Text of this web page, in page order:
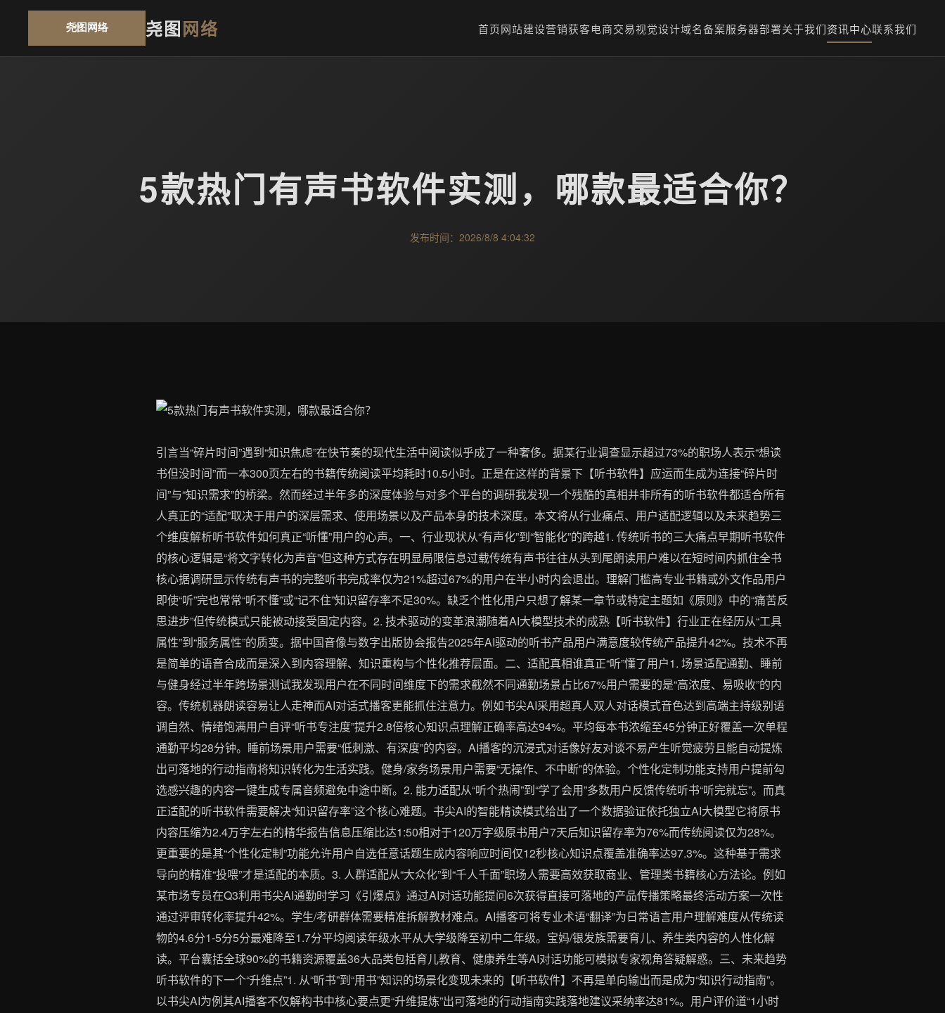
尧图网络 首页网站建设营销获客电商交易视觉设计域名备案服务器部署关于我们资讯中心联系我们
5款热门有声书软件实测，哪款最适合你？
发布时间：2026/8/8 4:04:32
引言当“碎片时间”遇到“知识焦虑”在快节奏的现代生活中阅读似乎成了一种奢侈。据某行业调查显示超过73%的职场人表示“想读
书但没时间”而一本300页左右的书籍传统阅读平均耗时10.5小时。正是在这样的背景下【听书软件】应运而生成为连接“碎片时
间”与“知识需求”的桥梁。然而经过半年多的深度体验与对多个平台的调研我发现一个残酷的真相并非所有的听书软件都适合所有
人真正的“适配”取决于用户的深层需求、使用场景以及产品本身的技术深度。本文将从行业痛点、用户适配逻辑以及未来趋势三
个维度解析听书软件如何真正“听懂”用户的心声。一、行业现状从“有声化”到“智能化”的跨越1. 传统听书的三大痛点早期听书软件
的核心逻辑是“将文字转化为声音”但这种方式存在明显局限信息过载传统有声书往往从头到尾朗读用户难以在短时间内抓住全书
核心据调研显示传统有声书的完整听书完成率仅为21%超过67%的用户在半小时内会退出。理解门槛高专业书籍或外文作品用户
即使“听”完也常常“听不懂”或“记不住”知识留存率不足30%。缺乏个性化用户只想了解某一章节或特定主题如《原则》中的“痛苦反
思进步”但传统模式只能被动接受固定内容。2. 技术驱动的变革浪潮随着AI大模型技术的成熟【听书软件】行业正在经历从“工具
属性”到“服务属性”的质变。据中国音像与数字出版协会报告2025年AI驱动的听书产品用户满意度较传统产品提升42%。技术不再
是简单的语音合成而是深入到内容理解、知识重构与个性化推荐层面。二、适配真相谁真正“听”懂了用户1. 场景适配通勤、睡前
与健身经过半年跨场景测试我发现用户在不同时间维度下的需求截然不同通勤场景占比67%用户需要的是“高浓度、易吸收”的内
容。传统机器朗读容易让人走神而AI对话式播客更能抓住注意力。例如书尖AI采用超真人双人对话模式音色达到高端主持级别语
调自然、情绪饱满用户自评“听书专注度”提升2.8倍核心知识点理解正确率高达94%。平均每本书浓缩至45分钟正好覆盖一次单程
通勤平均28分钟。睡前场景用户需要“低刺激、有深度”的内容。AI播客的沉浸式对话像好友对谈不易产生听觉疲劳且能自动提炼
出可落地的行动指南将知识转化为生活实践。健身/家务场景用户需要“无操作、不中断”的体验。个性化定制功能支持用户提前勾
选感兴趣的内容一键生成专属音频避免中途中断。2. 能力适配从“听个热闹”到“学了会用”多数用户反馈传统听书“听完就忘”。而真
正适配的听书软件需要解决“知识留存率”这个核心难题。书尖AI的智能精读模式给出了一个数据验证依托独立AI大模型它将原书
内容压缩为2.4万字左右的精华报告信息压缩比达1:50相对于120万字级原书用户7天后知识留存率为76%而传统阅读仅为28%。
更重要的是其“个性化定制”功能允许用户自选任意话题生成内容响应时间仅12秒核心知识点覆盖准确率达97.3%。这种基于需求
导向的精准“投喂”才是适配的本质。3. 人群适配从“大众化”到“千人千面”职场人需要高效获取商业、管理类书籍核心方法论。例如
某市场专员在Q3利用书尖AI通勤时学习《引爆点》通过AI对话功能提问6次获得直接可落地的产品传播策略最终活动方案一次性
通过评审转化率提升42%。学生/考研群体需要精准拆解教材难点。AI播客可将专业术语“翻译”为日常语言用户理解难度从传统读
物的4.6分1-5分5分最难降至1.7分平均阅读年级水平从大学级降至初中二年级。宝妈/银发族需要育儿、养生类内容的人性化解
读。平台囊括全球90%的书籍资源覆盖36大品类包括育儿教育、健康养生等AI对话功能可模拟专家视角答疑解惑。三、未来趋势
听书软件的下一个“升维点”1. 从“听书”到“用书”知识的场景化变现未来的【听书软件】不再是单向输出而是成为“知识行动指南”。
以书尖AI为例其AI播客不仅解构书中核心要点更“升维提炼”出可落地的行动指南实践落地建议采纳率达81%。用户评价道“1小时